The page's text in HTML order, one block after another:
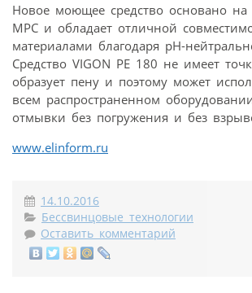
Новое моющее средство основано на
MPC и обладает отличной
материалами благодаря pH-
Средство VIGON PE 180 не имеет
образует пену и поэтому может
всем распространенном
отмывки без погружения и без
www.elinform.ru
14.10.2016
Бессвинцовые технологии
Оставить комментарий